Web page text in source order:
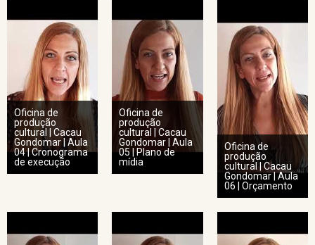
Oficina de
produção
cultural | Cacau
Gondomar | Aula
04 | Cronograma
de execução
Oficina de
produção
cultural | Cacau
Gondomar | Aula
05 | Plano de
mídia
Oficina de
produção
cultural | Cacau
Gondomar | Aula
06 | Orçamento